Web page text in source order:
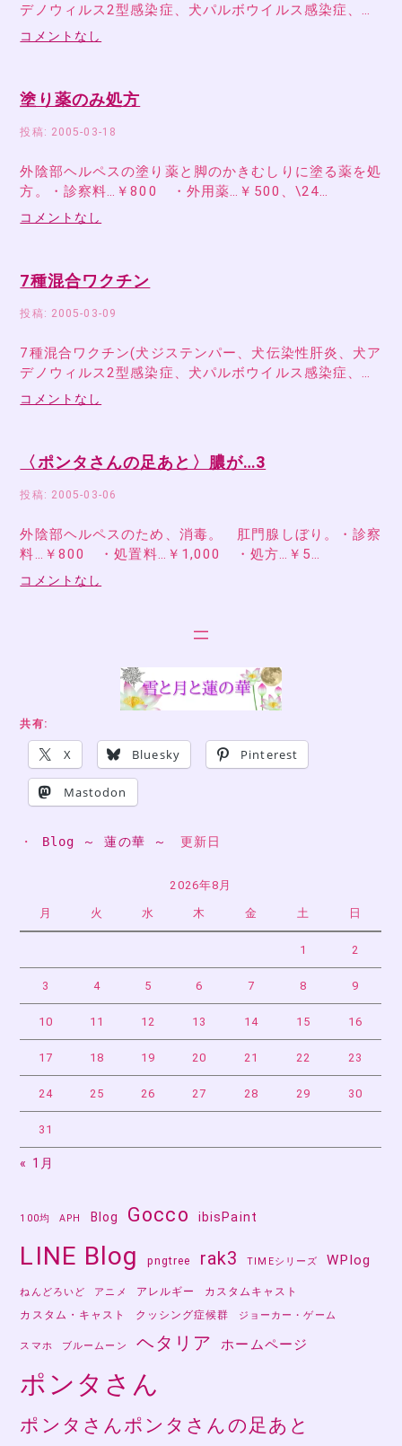
デノウィルス2型感染症、犬パルボウイルス感染症、…
コメントなし
塗り薬のみ処方
投稿: 2005-03-18
外陰部ヘルペスの塗り薬と脚のかきむしりに塗る薬を処
方。・診察料…￥800 ・外用薬…￥500、\24…
コメントなし
7種混合ワクチン
投稿: 2005-03-09
7種混合ワクチン(犬ジステンパー、犬伝染性肝炎、犬ア
デノウィルス2型感染症、犬パルボウイルス感染症、…
コメントなし
〈ポンタさんの足あと〉膿が…3
投稿: 2005-03-06
外陰部ヘルペスのため、消毒。 肛門腺しぼり。・診察
料…￥800 ・処置料…￥1,000 ・処方…￥5…
コメントなし
共有:
X Bluesky Pinterest
Mastodon
・ Blog ～ 蓮の華 ～ 更新日
2026年8月
月 火 水 木 金 土 日
1 2
3 4 5 6 7 8 9
10 11 12 13 14 15 16
17 18 19 20 21 22 23
24 25 26 27 28 29 30
31
« 1月
100均 APH Blog Gocco ibisPaint
LINE Blog pngtree rak3 TIMEシリーズ WPlog
ねんどろいど アニメ アレルギー
カスタムキャスト
カスタム・キャスト
クッシング症候群 ジョーカー・ゲーム
スマホ ブルームーン ヘタリア ホームページ
ポンタさん
ポンタさんポンタさんの足あと